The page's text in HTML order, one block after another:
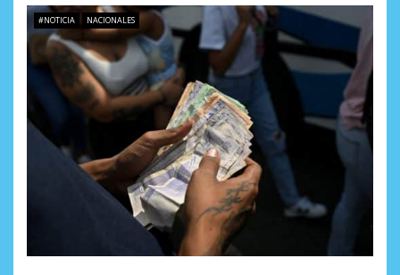
n
d
e
e
#NOTICIA NACIONALES